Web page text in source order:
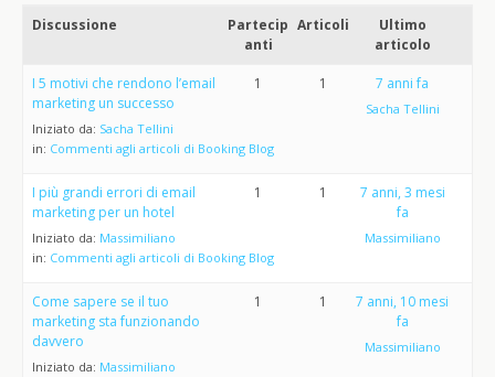
Discussione
Partecip
anti
Articoli
Ultimo
articolo
I 5 motivi che rendono l’email
marketing un successo
Iniziato da: Sacha Tellini
in: Commenti agli articoli di Booking Blog
1 1 7 anni fa
Sacha Tellini
I più grandi errori di email
marketing per un hotel
Iniziato da: Massimiliano
in: Commenti agli articoli di Booking Blog
1 1
7 anni, 3 mesi
fa
Massimiliano
Come sapere se il tuo
marketing sta funzionando
davvero
Iniziato da: Massimiliano
1 1
7 anni, 10 mesi
fa
Massimiliano